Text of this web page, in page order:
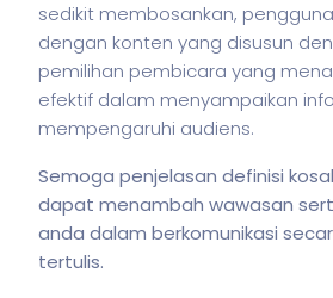
sedikit membosankan,
dengan konten yang disusun
pemilihan pembicara yang
efektif dalam menyampaikan
mempengaruhi audiens.
Semoga penjelasan definisi
dapat menambah wawasan
anda dalam berkomunikasi
tertulis.